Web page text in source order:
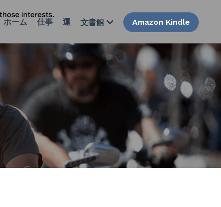
ホーム 仕事 運 文書館 Amazon Kindle